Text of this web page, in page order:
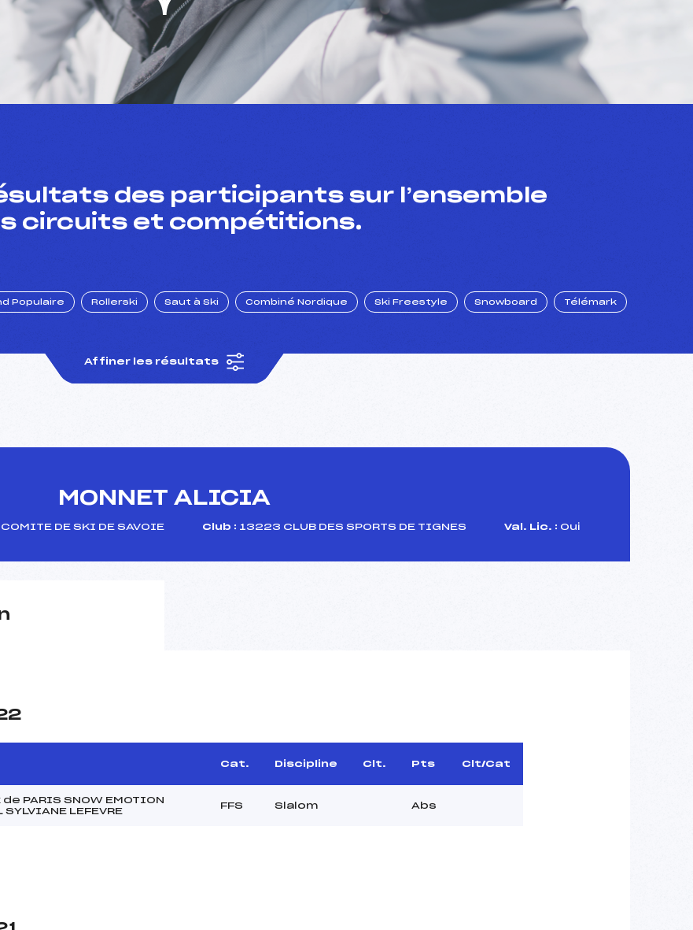
des participants sur l’ensemble
circuits et compétitions.
Populaire Rollerski Saut à Ski Combiné Nordique Ski Freestyle Snowboard Télémark
Affiner les résultats
MONNET ALICIA
COMITE DE SKI DE SAVOIE Club : 13223 CLUB DES SPORTS DE TIGNES Val. Lic. : Oui
Cat. Discipline Clt. Pts Clt/Cat
PARIS SNOW EMOTION
SYLVIANE LEFEVRE
FFS Slalom Abs